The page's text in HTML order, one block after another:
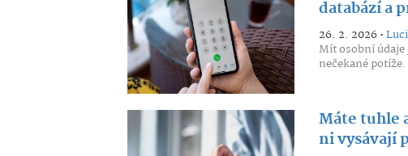
databází a
26. 2. 2026 •
Mít osobní
nečekané
Máte tuhle
ni vysávají